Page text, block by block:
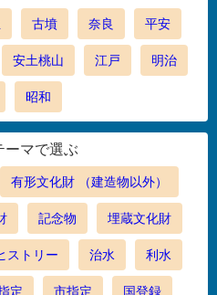
古墳 奈良 平安
安土桃山 江戸 明治
昭和
ーマで選ぶ
有形文化財 （建造物以外）
記念物 埋蔵文化財
ストリー 治水 利水
定 市指定 国登録